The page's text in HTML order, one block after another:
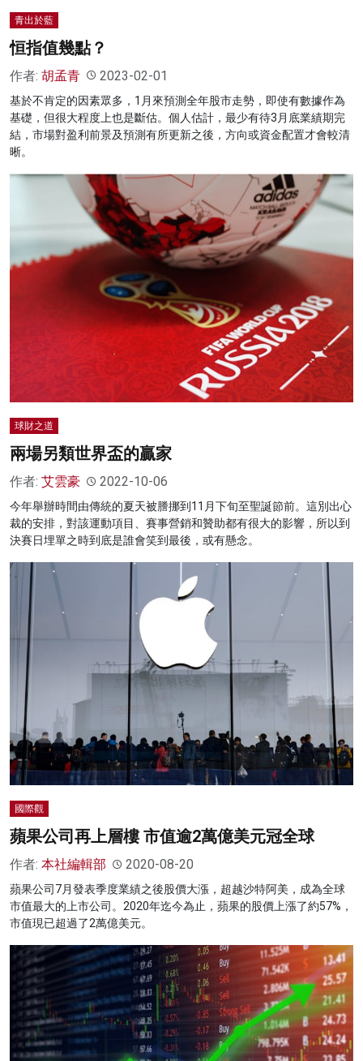
青出於藍
恒指值幾點？
作者: 胡孟青 2023-02-01
基於不肯定的因素眾多，1月來預測全年股市走勢，即使有數據作為
基礎，但很大程度上也是斷估。個人估計，最少有待3月底業績期完
結，市場對盈利前景及預測有所更新之後，方向或資金配置才會較清
晰。
球財之道
兩場另類世界盃的贏家
作者: 艾雲豪 2022-10-06
今年舉辦時間由傳統的夏天被謄挪到11月下旬至聖誕節前。這別出心
裁的安排，對該運動項目、賽事營銷和贊助都有很大的影響，所以到
決賽日埋單之時到底是誰會笑到最後，或有懸念。
國際觀
蘋果公司再上層樓 市值逾2萬億美元冠全球
作者: 本社編輯部 2020-08-20
蘋果公司7月發表季度業績之後股價大漲，超越沙特阿美，成為全球
市值最大的上市公司。2020年迄今為止，蘋果的股價上漲了約57%，
市值現已超過了2萬億美元。